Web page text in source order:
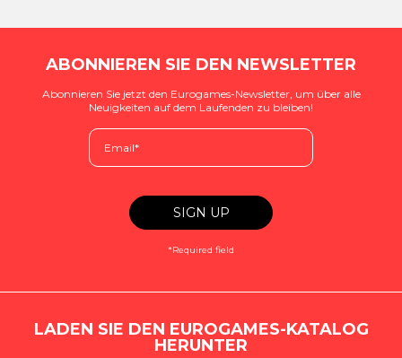
ABONNIEREN SIE DEN NEWSLETTER
Abonnieren Sie jetzt den Eurogames-Newsletter, um über alle
Neuigkeiten auf dem Laufenden zu bleiben!
*Required field
LADEN SIE DEN EUROGAMES-KATALOG
HERUNTER